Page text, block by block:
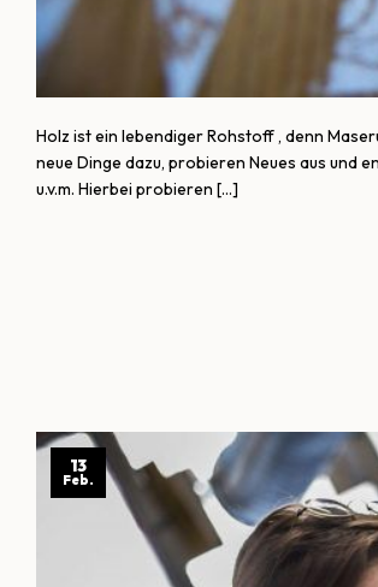
Holz ist ein lebendiger Rohstoff , denn
neue Dinge dazu, probieren Neues aus und
u.v.m. Hierbei probieren […]
13
Feb.